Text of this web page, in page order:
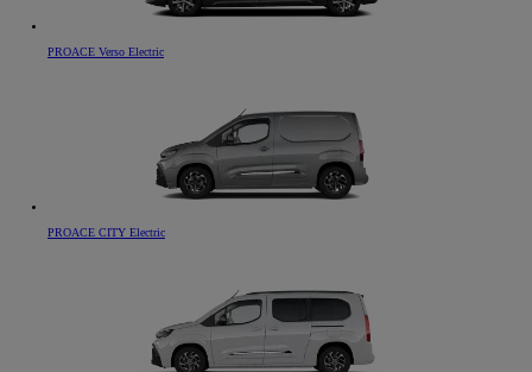
PROACE Verso Electric
PROACE CITY Electric